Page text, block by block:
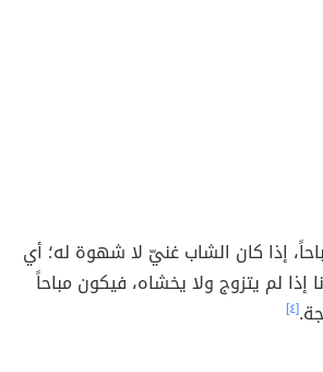
إذا كان الشاب غنيّ لا شهوة له؛ أي
إذا لم يتزوج ولا يخشاه، فيكون مباحاً
[٤]